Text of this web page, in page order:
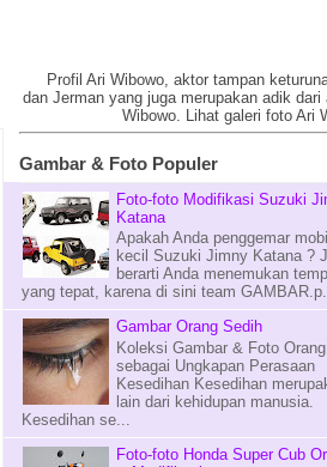
Profil Ari Wibowo, aktor tampan
dan Jerman yang juga merupakan adik dari
Wibowo. Lihat galeri foto Ari
Gambar & Foto Populer
Foto-foto Modifikasi Suzuki
Katana
Apakah Anda penggemar
kecil Suzuki Jimny Katana ?
berarti Anda menemukan
yang tepat, karena di sini team
Gambar Orang Sedih
Koleksi Gambar & Foto
sebagai Ungkapan Perasaan
Kesedihan Kesedihan
lain dari kehidupan manusia.
Kesedihan se...
Foto-foto Honda Super Cub